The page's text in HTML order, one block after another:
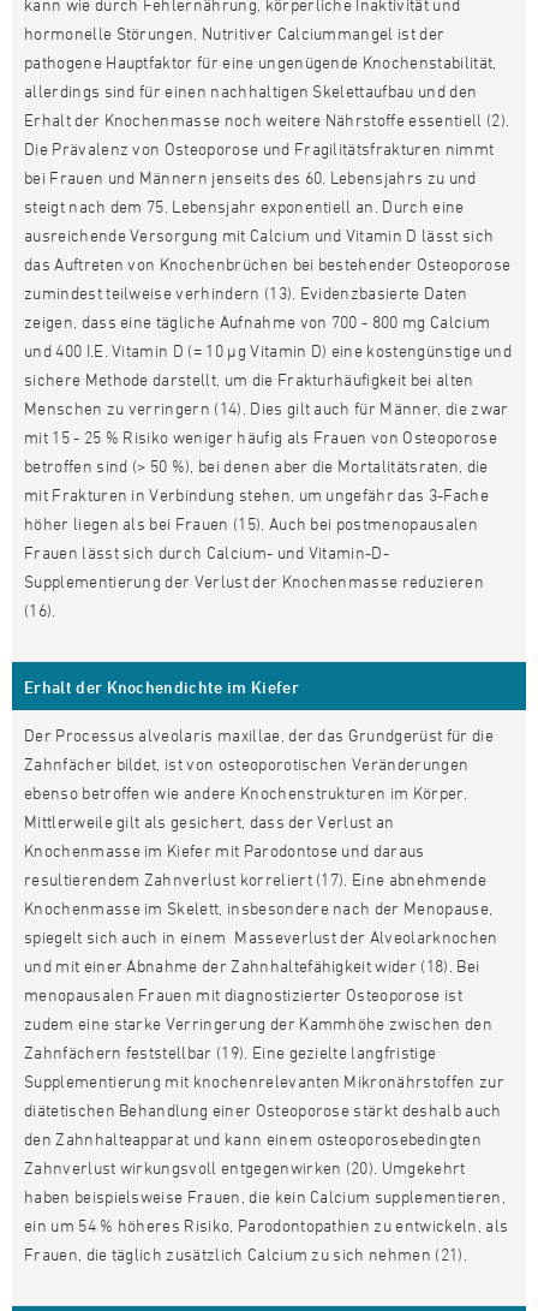
kann wie durch Fehlernährung, körperliche Inaktivität und
hormonelle Störungen. Nutritiver Calciummangel ist der
pathogene Hauptfaktor für eine ungenügende Knochenstabilität,
allerdings sind für einen nachhaltigen Skelettaufbau und den
Erhalt der Knochenmasse noch weitere Nährstoffe essentiell (2).
Die Prävalenz von Osteoporose und Fragilitätsfrakturen nimmt
bei Frauen und Männern jenseits des 60. Lebensjahrs zu und
steigt nach dem 75. Lebensjahr exponentiell an. Durch eine
ausreichende Versorgung mit Calcium und Vitamin D lässt sich
das Auftreten von Knochenbrüchen bei bestehender Osteoporose
zumindest teilweise verhindern (13). Evidenzbasierte Daten
zeigen, dass eine tägliche Aufnahme von 700 - 800 mg Calcium
und 400 I.E. Vitamin D (= 10 µg Vitamin D) eine kostengünstige und
sichere Methode darstellt, um die Frakturhäufigkeit bei alten
Menschen zu verringern (14). Dies gilt auch für Männer, die zwar
mit 15 - 25 % Risiko weniger häufig als Frauen von Osteoporose
betroffen sind (> 50 %), bei denen aber die Mortalitätsraten, die
mit Frakturen in Verbindung stehen, um ungefähr das 3-Fache
höher liegen als bei Frauen (15). Auch bei postmenopausalen
Frauen lässt sich durch Calcium- und Vitamin-D-
Supplementierung der Verlust der Knochenmasse reduzieren
(16).
Erhalt der Knochendichte im Kiefer
Der Processus alveolaris maxillae, der das Grundgerüst für die
Zahnfächer bildet, ist von osteoporotischen Veränderungen
ebenso betroffen wie andere Knochenstrukturen im Körper.
Mittlerweile gilt als gesichert, dass der Verlust an
Knochenmasse im Kiefer mit Parodontose und daraus
resultierendem Zahnverlust korreliert (17). Eine abnehmende
Knochenmasse im Skelett, insbesondere nach der Menopause,
spiegelt sich auch in einem Masseverlust der Alveolarknochen
und mit einer Abnahme der Zahnhaltefähigkeit wider (18). Bei
menopausalen Frauen mit diagnostizierter Osteoporose ist
zudem eine starke Verringerung der Kammhöhe zwischen den
Zahnfächern feststellbar (19). Eine gezielte langfristige
Supplementierung mit knochenrelevanten Mikronährstoffen zur
diätetischen Behandlung einer Osteoporose stärkt deshalb auch
den Zahnhalteapparat und kann einem osteoporosebedingten
Zahnverlust wirkungsvoll entgegenwirken (20). Umgekehrt
haben beispielsweise Frauen, die kein Calcium supplementieren,
ein um 54 % höheres Risiko, Parodontopathien zu entwickeln, als
Frauen, die täglich zusätzlich Calcium zu sich nehmen (21).